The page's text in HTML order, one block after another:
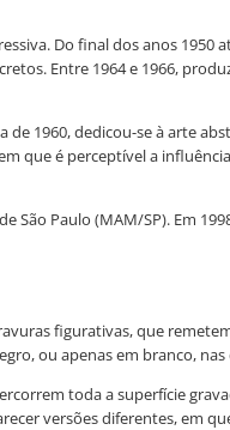
Do final dos anos 1950
Entre 1964 e 1966,
1960, dedicou-se à arte
que é perceptível a
São Paulo (MAM/SP). Em
figurativas, que
ou apenas em branco,
toda a superfície
versões diferentes, em